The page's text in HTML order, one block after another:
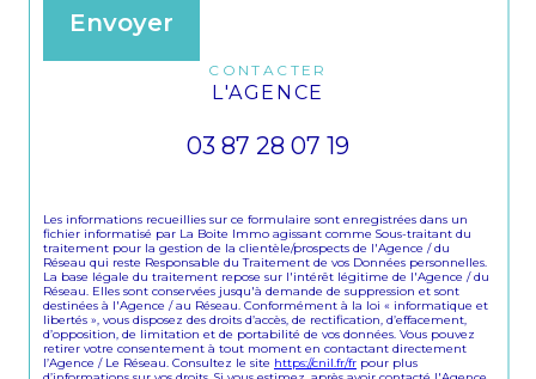
Envoyer
CONTACTER
L'AGENCE
03 87 28 07 19
Les informations recueillies sur ce formulaire sont enregistrées dans un
fichier informatisé par La Boite Immo agissant comme Sous-traitant du
traitement pour la gestion de la clientèle/prospects de l'Agence / du
Réseau qui reste Responsable du Traitement de vos Données personnelles.
La base légale du traitement repose sur l'intérêt légitime de l'Agence / du
Réseau. Elles sont conservées jusqu'à demande de suppression et sont
destinées à l'Agence / au Réseau. Conformément à la loi « informatique et
libertés », vous disposez des droits d’accès, de rectification, d’effacement,
d’opposition, de limitation et de portabilité de vos données. Vous pouvez
retirer votre consentement à tout moment en contactant directement
l’Agence / Le Réseau. Consultez le site https://cnil.fr/fr pour plus
d’informations sur vos droits. Si vous estimez, après avoir contacté l'Agence